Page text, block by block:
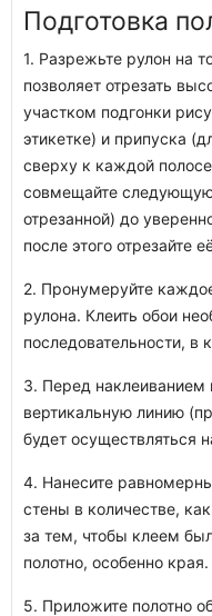
Подготовка
1. Разрежьте рулон на
позволяет отрезать
участком подгонки
этикетке) и припуска
сверху к каждой
совмещайте
отрезанной) до
после этого отрезайте
2. Пронумеруйте
рулона. Клеить обои
последовательности, в
3. Перед наклеиванием
вертикальную линию
будет осуществляться
4. Нанесите
стены в количестве,
за тем, чтобы клеем
полотно, особенно края.
5. Приложите полотно